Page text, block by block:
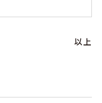
以上